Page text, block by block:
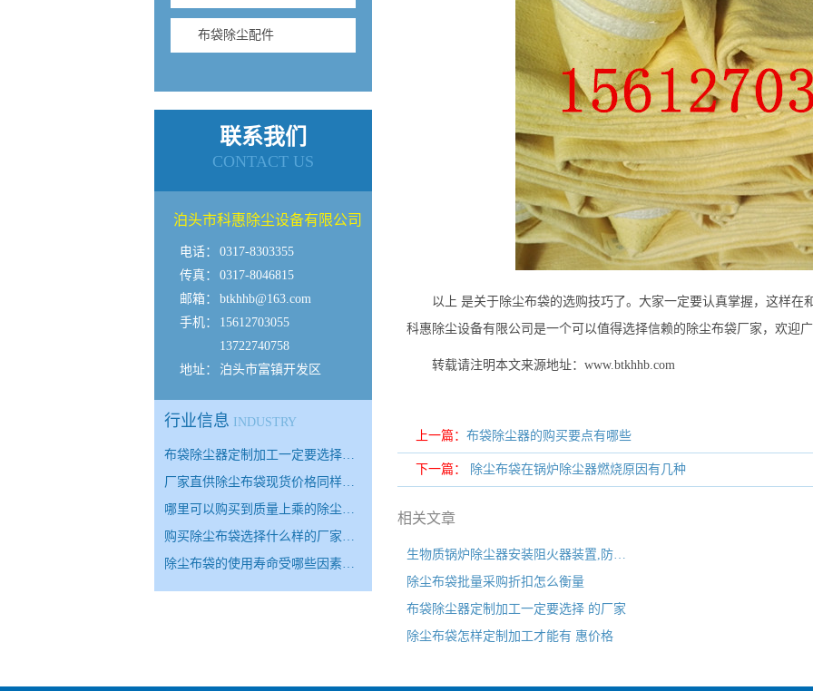
布袋除尘配件
联系我们
CONTACT US
泊头市科惠除尘设备有限公司
电话：
0317-8303355
传真：
0317-8046815
邮箱：
btkhhb@163.com
手机：
15612703055
13722740758
地址：
泊头市富镇开发区
行业信息 INDUSTRY
布袋除尘器定制加工一定要选择…
厂家直供除尘布袋现货价格同样…
哪里可以购买到质量上乘的除尘…
购买除尘布袋选择什么样的厂家…
除尘布袋的使用寿命受哪些因素…
以上 是关于除尘布袋的选购技巧了。大家一定要认真掌握，这样在
科惠除尘设备有限公司 是一个可以值得选择信赖的 除尘布袋厂家 ，欢迎
转载请注明本文来源地址： www.btkhhb.com
上一篇： 布袋除尘器的购买要点有哪些
下一篇： 除尘布袋在锅炉除尘器燃烧原因有几种
相关文章
生物质锅炉除尘器安装阻火器装置,防…
除尘布袋批量采购折扣怎么衡量
布袋除尘器定制加工一定要选择 的厂家
除尘布袋怎样定制加工才能有 惠价格